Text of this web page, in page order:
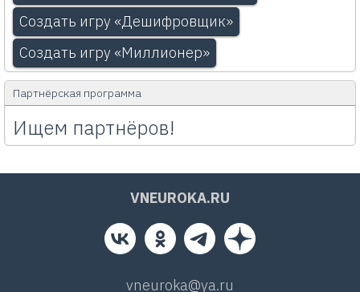
Создать игру «Дешифровщик»
Создать игру «Миллионер»
Партнёрская программа
Ищем партнёров!
VNEUROKA.RU
vneuroka@ya.ru